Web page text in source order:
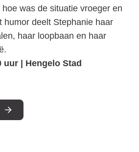
was de situatie vroeger en
humor deelt Stephanie haar
haar loopbaan en haar
uur | Hengelo Stad